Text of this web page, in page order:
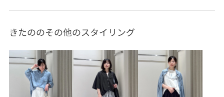
GUE16010 GUS26070 1枚でもオシャレ
アクセサリー アメリカンスリーブ イージーパンツ
ウエストがゴム カジュアル
きたののその他のスタイリング